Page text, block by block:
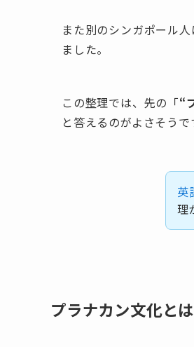
また別のシンガポール人
ました。
この整理では、先の「“
と答えるのがよさそうで
英
理
プラナカン文化とは